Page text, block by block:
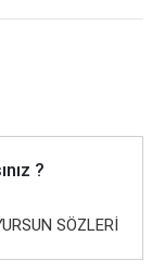
?
SÖZLERİ